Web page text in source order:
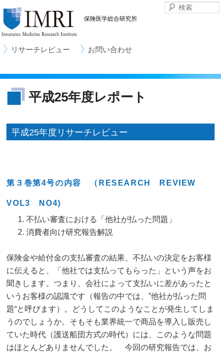
保険医学総合研究所
メ
ン
ツ
リサーチレビュー お問い合わせ
平成25年度レポート
平成25年度リサーチレビュー
第３巻第4号の内容 （RESEARCH REVIEW
VOL3 NO4)
不払い審査における「他社が払った問題」
消費者向け研究報告解説
保険金や給付金の支払審査の結果、不払いの決定をお客様
に伝えると、「他社では支払ってもらった」という声をお
聞きします。つまり、会社によって支払いに差があったと
いうお客様の認識です（報告の中では、”他社が払った問
題“と呼びます）。どうしてこのようなことが発生してしま
うのでしょうか。そもそも業界統一で商品を導入し販売し
ていた時代（護送船団方式の時代）には、このような問題
はほとんどありませんでした。 今回の研究報告では、お